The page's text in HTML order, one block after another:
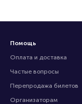
Помощь
Оплата и доставка
Частые вопросы
Перепродажа билетов
Организаторам